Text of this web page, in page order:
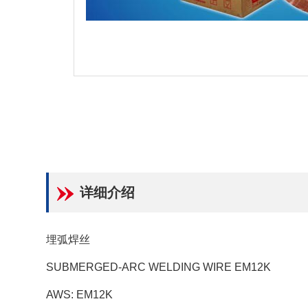
详细介绍
埋弧焊丝
SUBMERGED-ARC WELDING WIRE EM12K
AWS: EM12K